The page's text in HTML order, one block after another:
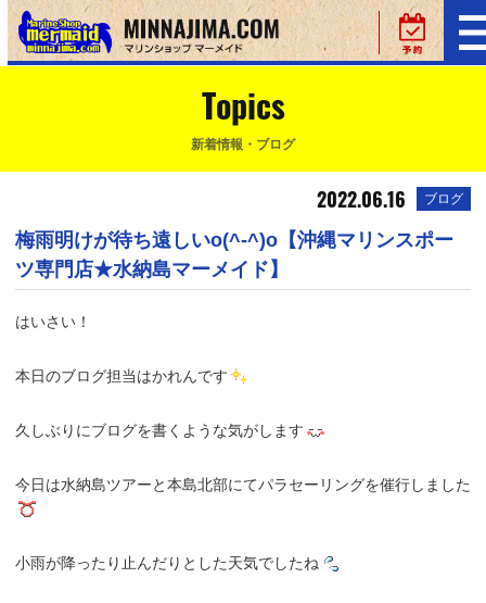
Topics
新着情報・ブログ
2022.06.16 ブログ
梅雨明けが待ち遠しいo(^-^)o【沖縄マリンスポー
ツ専門店★水納島マーメイド】
はいさい！
本日のブログ担当はかれんです
久しぶりにブログを書くような気がします
今日は水納島ツアーと本島北部にてパラセーリングを催行しました
小雨が降ったり止んだりとした天気でしたね